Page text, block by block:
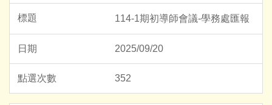
114-1期初導師會議-學務處匯報
2025/09/20
352